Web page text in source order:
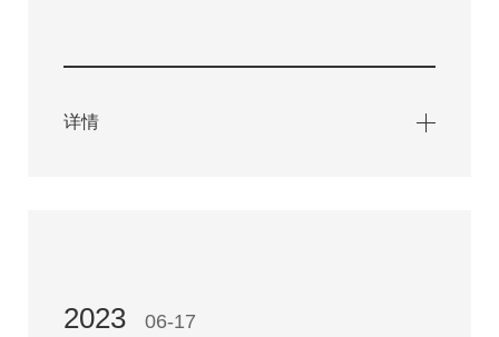
详情
2023 06-17